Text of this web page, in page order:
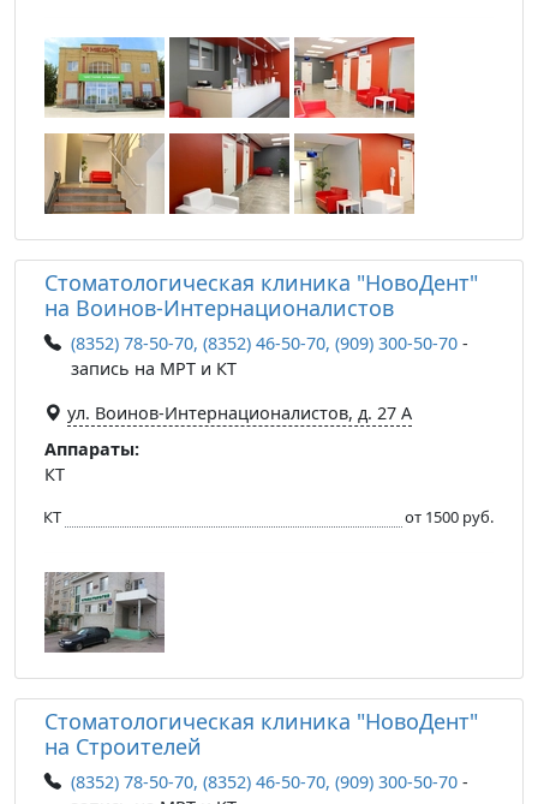
Стоматологическая клиника "НовоДент"
на Воинов-Интернационалистов
(8352) 78-50-70, (8352) 46-50-70, (909) 300-50-70 -
запись на МРТ и КТ
ул. Воинов-Интернационалистов, д. 27 А
Аппараты:
КТ
КТ от 1500 руб.
Стоматологическая клиника "НовоДент"
на Строителей
(8352) 78-50-70, (8352) 46-50-70, (909) 300-50-70 -